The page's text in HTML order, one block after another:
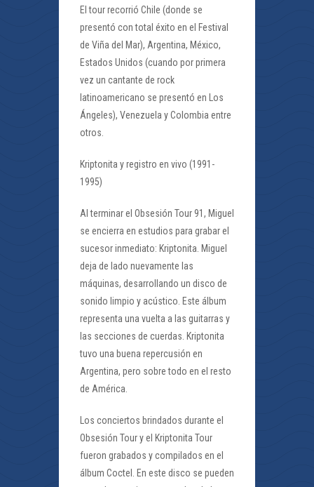
El tour recorrió Chile (donde se
presentó con total éxito en el Festival
de Viña del Mar), Argentina, México,
Estados Unidos (cuando por primera
vez un cantante de rock
latinoamericano se presentó en Los
Ángeles), Venezuela y Colombia entre
otros.
Kriptonita y registro en vivo (1991-
1995)
Al terminar el Obsesión Tour 91, Miguel
se encierra en estudios para grabar el
sucesor inmediato: Kriptonita. Miguel
deja de lado nuevamente las
máquinas, desarrollando un disco de
sonido limpio y acústico. Este álbum
representa una vuelta a las guitarras y
las secciones de cuerdas. Kriptonita
tuvo una buena repercusión en
Argentina, pero sobre todo en el resto
de América.
Los conciertos brindados durante el
Obsesión Tour y el Kriptonita Tour
fueron grabados y compilados en el
álbum Coctel. En este disco se pueden